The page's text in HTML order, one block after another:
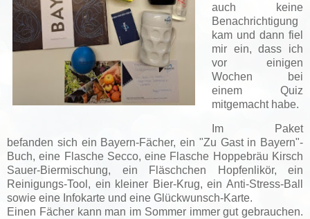
auch keine
Benachrichtigung
kam und dann fiel
mir ein, dass ich
vor einigen
Wochen bei
einem Quiz
mitgemacht habe.
Im Paket
befanden sich ein Bayern-Fächer, ein "Zu Gast in Bayern"-
Buch, eine Flasche Secco, eine Flasche Hoppebräu Kirsch
Sauer-Biermischung, ein Fläschchen Hopfenlikör, ein
Reinigungs-Tool, ein kleiner Bier-Krug, ein Anti-Stress-Ball
sowie eine Infokarte und eine Glückwunsch-Karte.
Einen Fächer kann man im Sommer immer gut gebrauchen.